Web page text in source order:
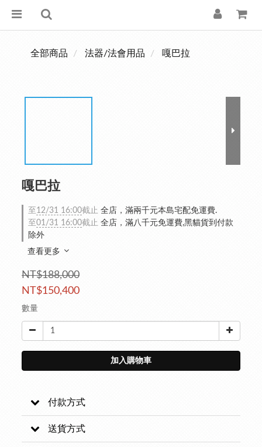
全部商品 法器/法會用品 嘎巴拉
嘎巴拉
至 12/31 16:00截止 全店，滿兩千元本島宅配免運費.
至01/31 16:00截止 全店，滿八千元免運費,黑貓貨到付款
除外
查看更多
NT$188,000
NT$150,400
數量
加入購物車
付款方式
送貨方式